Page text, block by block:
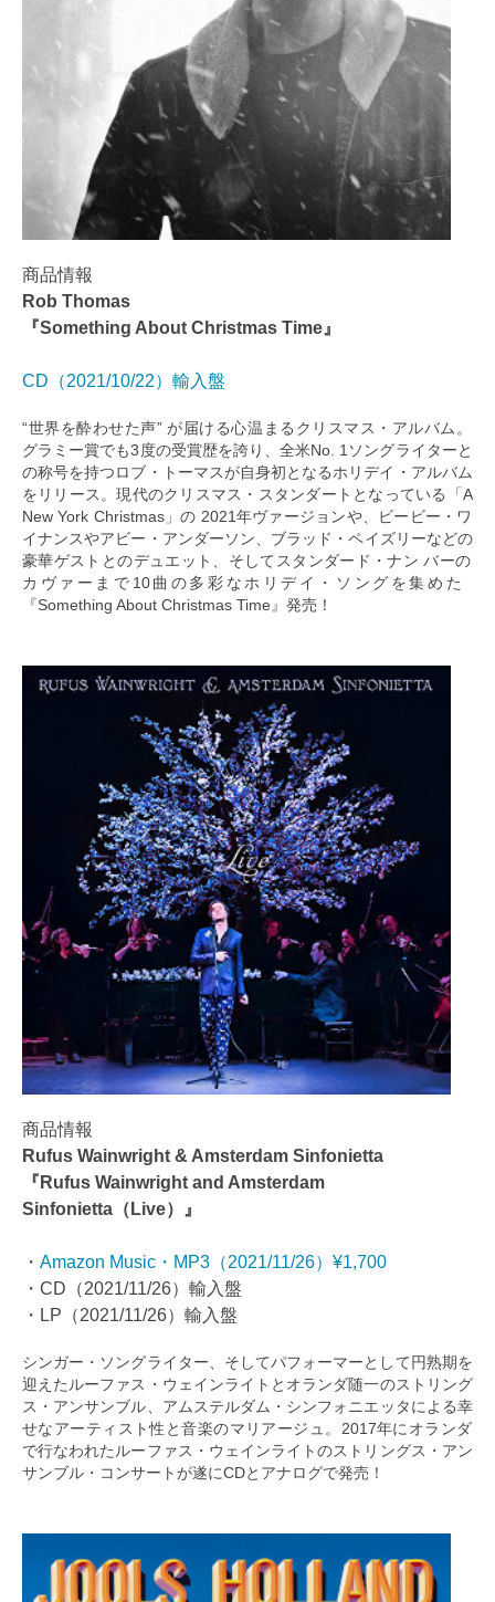
商品情報
Rob Thomas
『Something About Christmas Time』
CD（2021/10/22）輸入盤
“世界を酔わせた声” が届ける心温まるクリスマス・アルバム。
グラミー賞でも3度の受賞歴を誇り、全米No. 1ソングライターと
の称号を持つロブ・トーマスが自身初となるホリデイ・アルバム
をリリース。現代のクリスマス・スタンダートとなっている「A
New York Christmas」の 2021年ヴァージョンや、ビービー・ワ
イナンスやアビー・アンダーソン、ブラッド・ペイズリーなどの
豪華ゲストとのデュエット、そしてスタンダード・ナン バーの
カヴァーまで10曲の多彩なホリデイ・ソングを集めた
『Something About Christmas Time』発売！
商品情報
Rufus Wainwright & Amsterdam Sinfonietta
『Rufus Wainwright and Amsterdam
Sinfonietta（Live）』
・ Amazon Music・MP3（2021/11/26）¥1,700
・CD（2021/11/26）輸入盤
・LP（2021/11/26）輸入盤
シンガー・ソングライター、そしてパフォーマーとして円熟期を
迎えたルーファス・ウェインライトとオランダ随一のストリング
ス・アンサンブル、アムステルダム・シンフォニエッタによる幸
せなアーティスト性と音楽のマリアージュ。2017年にオランダ
で行なわれたルーファス・ウェインライトのストリングス・アン
サンブル・コンサートが遂にCDとアナログで発売！